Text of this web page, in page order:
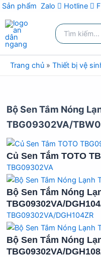
Sản phẩm Zalo Hotline
Nhảy
tới
nội
dung
Tìm
kiếm:
kiếm
Trang chủ » Thiết bị vệ
Bộ Sen Tắm Nóng
TBG09302VA/
Củ Sen Tắm TOTO
TBG09302VA
Bộ Sen Tắm Nóng
TBG09302VA/
TBG09302VA/DGH104ZR
Bộ Sen Tắm Nóng
TBG09302VA/